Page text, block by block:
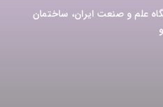
علم و صنعت ایران، ساختمان